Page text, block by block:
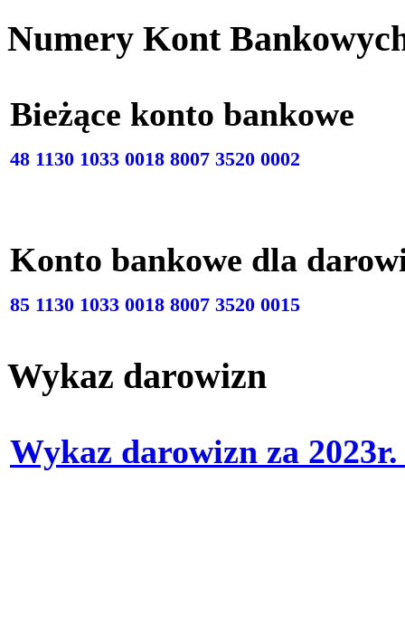
Numery Kont
Bieżące konto
48 1130 1033 0018 8007 3520 0002
Konto bankowe dla
85 1130 1033 0018 8007 3520 0015
Wykaz darowizn
Wykaz darowizn za